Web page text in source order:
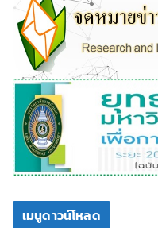
เมนูดาวน์โหลด